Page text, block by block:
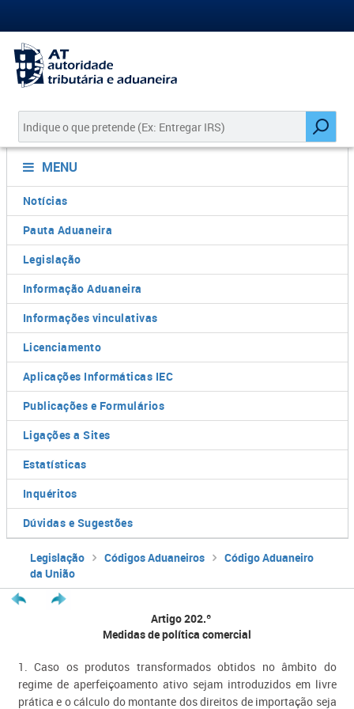
MENU
Notícias
Pauta Aduaneira
Legislação
Informação Aduaneira
Informações vinculativas
Licenciamento
Aplicações Informáticas IEC
Publicações e Formulários
Ligações a Sites
Estatísticas
Inquéritos
Dúvidas e Sugestões
Legislação Códigos Aduaneiros
Código Aduaneiro
da União
Artigo 202.º
Medidas de política comercial
1. Caso os produtos transformados obtidos no âmbito do
regime de aperfeiçoamento ativo sejam introduzidos em livre
prática e o cálculo do montante dos direitos de importação seja